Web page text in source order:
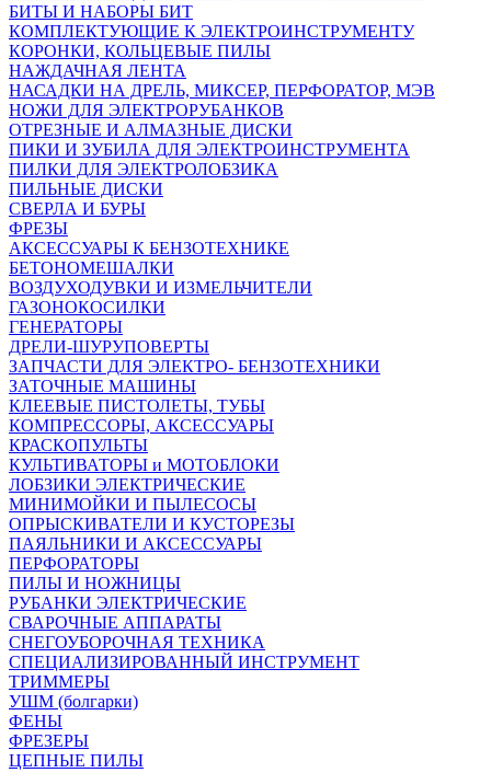
БИТЫ И НАБОРЫ БИТ
КОМПЛЕКТУЮЩИЕ К ЭЛЕКТРОИНСТРУМЕНТУ
КОРОНКИ, КОЛЬЦЕВЫЕ ПИЛЫ
НАЖДАЧНАЯ ЛЕНТА
НАСАДКИ НА ДРЕЛЬ, МИКСЕР, ПЕРФОРАТОР, МЭВ
НОЖИ ДЛЯ ЭЛЕКТРОРУБАНКОВ
ОТРЕЗНЫЕ И АЛМАЗНЫЕ ДИСКИ
ПИКИ И ЗУБИЛА ДЛЯ ЭЛЕКТРОИНСТРУМЕНТА
ПИЛКИ ДЛЯ ЭЛЕКТРОЛОБЗИКА
ПИЛЬНЫЕ ДИСКИ
СВЕРЛА И БУРЫ
ФРЕЗЫ
АКСЕССУАРЫ К БЕНЗОТЕХНИКЕ
БЕТОНОМЕШАЛКИ
ВОЗДУХОДУВКИ И ИЗМЕЛЬЧИТЕЛИ
ГАЗОНОКОСИЛКИ
ГЕНЕРАТОРЫ
ДРЕЛИ-ШУРУПОВЕРТЫ
ЗАПЧАСТИ ДЛЯ ЭЛЕКТРО- БЕНЗОТЕХНИКИ
ЗАТОЧНЫЕ МАШИНЫ
КЛЕЕВЫЕ ПИСТОЛЕТЫ, ТУБЫ
КОМПРЕССОРЫ, АКСЕССУАРЫ
КРАСКОПУЛЬТЫ
КУЛЬТИВАТОРЫ и МОТОБЛОКИ
ЛОБЗИКИ ЭЛЕКТРИЧЕСКИЕ
МИНИМОЙКИ И ПЫЛЕСОСЫ
ОПРЫСКИВАТЕЛИ И КУСТОРЕЗЫ
ПАЯЛЬНИКИ И АКСЕССУАРЫ
ПЕРФОРАТОРЫ
ПИЛЫ И НОЖНИЦЫ
РУБАНКИ ЭЛЕКТРИЧЕСКИЕ
СВАРОЧНЫЕ АППАРАТЫ
СНЕГОУБОРОЧНАЯ ТЕХНИКА
СПЕЦИАЛИЗИРОВАННЫЙ ИНСТРУМЕНТ
ТРИММЕРЫ
УШМ (болгарки)
ФЕНЫ
ФРЕЗЕРЫ
ЦЕПНЫЕ ПИЛЫ